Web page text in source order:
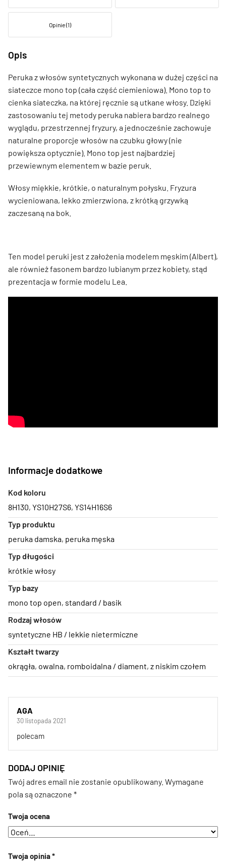
Opinie (1)
Opis
Peruka z włosów syntetycznych wykonana w dużej części na
siateczce mono top (cała część ciemieniowa). Mono top to
cienka siateczka, na której ręcznie są utkane włosy. Dzięki
zastosowaniu tej metody peruka nabiera bardzo realnego
wyglądu, przestrzennej fryzury, a jednocześnie zachowuje
naturalne proporcje włosów na czubku głowy (nie
powiększa optycznie). Mono top jest najbardziej
przewiewnym elementem w bazie peruk.
Włosy miękkie, krótkie, o naturalnym połysku. Fryzura
wycieniowana, lekko zmierzwiona, z krótką grzywką
zaczesaną na bok.
Ten model peruki jest z założenia modelem męskim (Albert),
ale również fasonem bardzo lubianym przez kobiety, stąd
prezentacja w formie modelu Lea.
Informacje dodatkowe
Kod koloru
8H130, YS10H27S6, YS14H16S6
Typ produktu
peruka damska, peruka męska
Typ długości
krótkie włosy
Typ bazy
mono top open, standard / basik
Rodzaj włosów
syntetyczne HB / lekkie nietermiczne
Kształt twarzy
okrągła, owalna, romboidalna / diament, z niskim czołem
AGA
30 listopada 2021
polecam
DODAJ OPINIĘ
Twój adres email nie zostanie opublikowany. Wymagane
pola są oznaczone *
Twoja ocena
Twoja opinia*